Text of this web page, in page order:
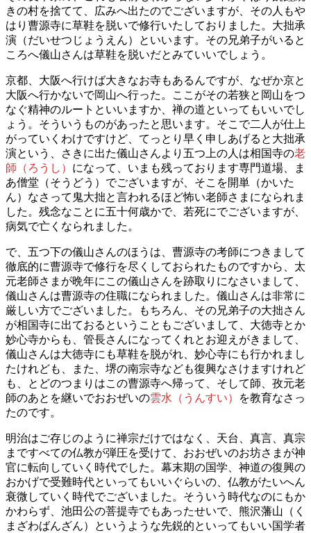
きの村を捨てて、広みへ出たのでございますが、その人もや
はり曹源寺に草鞋を脱いで修行いたしておりました。大拙承
演（だいせつじょうえん）といいます。その兄弟子がいると
ころへ儀山さんは草鞋を脱いだとみていいでしょう。
京都、大阪へ行けば大きなお寺もあるんですが、なぜか京と
大阪へ行かないで岡山へ行った。ここがその若狭と岡山をつ
なぐ精神のルートといいますか、禅の道といってもいいでし
ょう。そういうものがあったと思います。そこで二人が仕上
がっていくわけですけど、てっとり早く申しあげると大拙承
演という、さきに出た儀山さんより五つ上の人は相国寺の老
師（ろうし） になって、いまも残っております専門道場、ま
あ僧堂（そうどう）でございますが、そこを開単（かいた
ん）なさって鬼大拙と言われるほど怖い老師さまになられま
した。残念なことに五十何歳かで、若死にでございますが、
病気で亡くなられました。
で、五つ下の儀山さんのほうは、曹源寺の考師につきまして
徹底的に曹源寺で修行を尽くしておられたものですから、太
元老師さまが晩年にこの儀山さんを跡取りになさいまして、
儀山さんは曹源寺の住職になられました。儀山さんは非常に
厳しい方でございました。もちろん、その兄弟子の大拙さん
が相国寺に出ておるということもございまして、大徳寺とか
妙心寺からも、管長さんになってくれとお迎えがきまして、
儀山さんは大徳寺にも草鞋を脱がれ、妙心寺にも行かれまし
たけれども、また、堺の南宗寺なども復興なさけますけれど
も、とどのつまりはこの曹源寺へ帰って、そして師、孜元老
師のあとを継いでおおぜいの雲水（うんすい）
を教育なさっ
たのです。
明治はご存じのように禅宗だけではなく、天台、真言、真宗
まですべての仏教が弾圧を受けて、おおぜいのお坊さまが神
官に転向していく時代でした。幕末期の国学、神道の復興の
おかげで受難時代といってもいいぐらいの、仏教がたいへん
衰微していく時代でございました。そういう時代なのにもか
かわらず、池田公の菩提寺でもあったせいで、熊沢藩山（く
まざわばんざん）というような先鋭的といってもいい国学者